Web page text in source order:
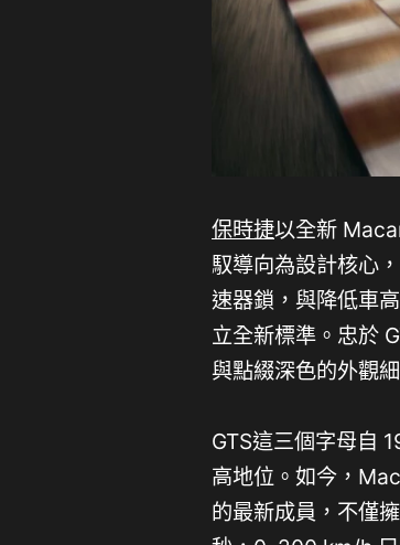
保時捷以全新
馭導向為設計核心
速器鎖，與降低車
立全新標準。忠於
與點綴深色的外觀
GTS這三個字母自
高地位。如今，
的最新成員，不僅